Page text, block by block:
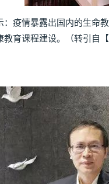
情暴露出国内的生命
育课程建设。（转引自【